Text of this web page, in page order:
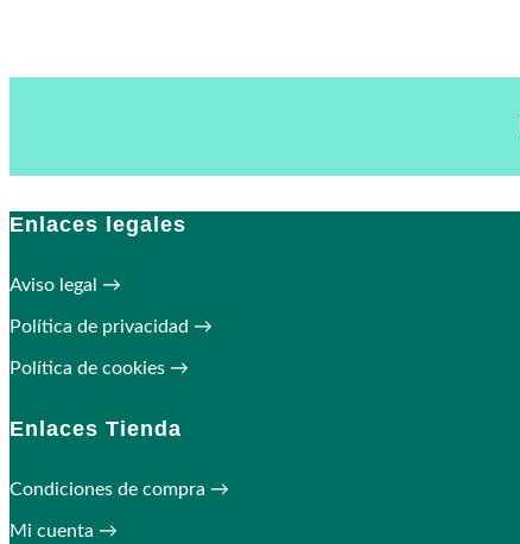
Enlaces legales
Aviso legal →
Política de privacidad →
Política de cookies →
Enlaces Tienda
Condiciones de compra →
Mi cuenta →